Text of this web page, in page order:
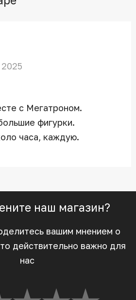
с Мегатроном.
фигурки.
часа, каждую.
наш магазин?
вашим мнением о
действительно важно для
нас